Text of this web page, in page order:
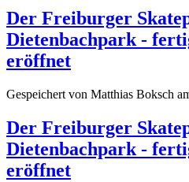
Der Freiburger
Dietenbachpark -
eröffnet
Gespeichert von Matthias Boksch
Der Freiburger
Dietenbachpark -
eröffnet